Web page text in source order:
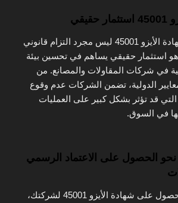
الأيزو 45001
ليس مجرد التزام قانوني
استثمار حقيقي يساهم في تحسين بيئة
في شركات المقاولات والمصانع. من
الدولية، تضمن الشركات عدم وقوع
قد تؤثر بشكل كبير على العمليات
في السوق.
الحصول على الاعتماد الرسمي
على شهادة الأيزو 45001
لشركتك،